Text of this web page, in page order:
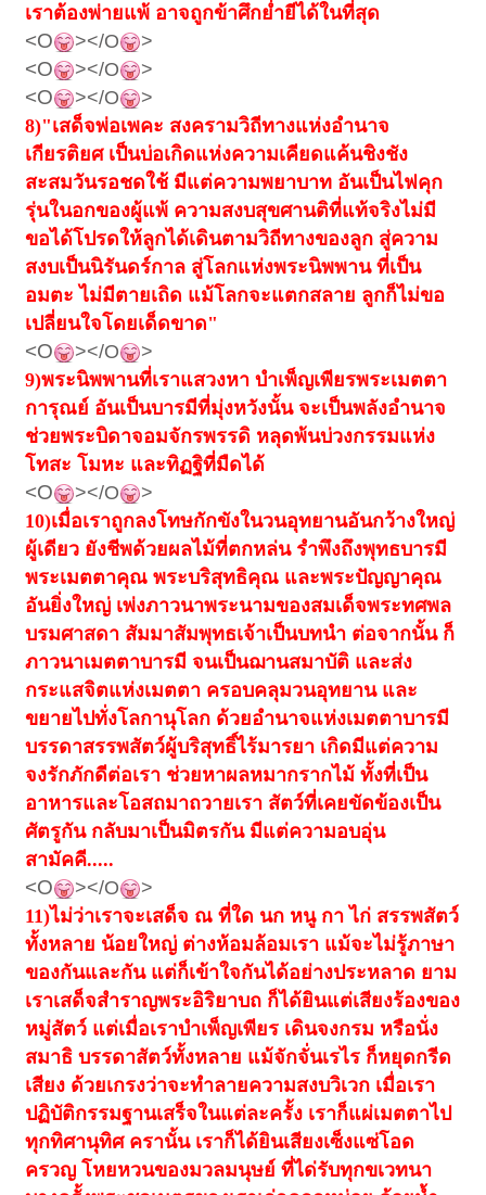
เราต้องพ่ายแพ้ อาจถูกข้าศึกย่ำยีได้ในที่สุด
<O ></O >
<O ></O >
<O ></O
>
8)"เสด็จพ่อเพคะ สงครามวิถีทางแห่งอำนาจ
เกียรติยศ เป็นบ่อเกิดแห่งความเคียดแค้นชิงชัง
สะสมวันรอชดใช้ มีแต่ความพยาบาท อันเป็นไฟคุก
รุ่นในอกของผู้แพ้ ความสงบสุขศานติที่แท้จริงไม่มี
ขอได้โปรดให้ลูกได้เดินตามวิถีทางของลูก สู่ความ
สงบเป็นนิรันดร์กาล สู่โลกแห่งพระนิพพาน ที่เป็น
อมตะ ไม่มีตายเถิด แม้โลกจะแตกสลาย ลูกก็ไม่ขอ
เปลี่ยนใจโดยเด็ดขาด"
<O ></O
>
9)พระนิพพานที่เราแสวงหา บำเพ็ญเพียรพระเมตตา
การุณย์ อันเป็นบารมีที่มุ่งหวังนั้น จะเป็นพลังอำนาจ
ช่วยพระบิดาจอมจักรพรรดิ หลุดพ้นบ่วงกรรมแห่ง
โทสะ โมหะ และทิฏฐิที่มืดได้
<O ></O
>
10)เมื่อเราถูกลงโทษกักขังในวนอุทยานอันกว้างใหญ่
ผู้เดียว ยังชีพด้วยผลไม้ที่ตกหล่น รำพึงถึงพุทธบารมี
พระเมตตาคุณ พระบริสุทธิคุณ และพระปัญญาคุณ
อันยิ่งใหญ่ เพ่งภาวนาพระนามของสมเด็จพระทศพล
บรมศาสดา สัมมาสัมพุทธเจ้าเป็นบทนำ ต่อจากนั้น ก็
ภาวนาเมตตาบารมี จนเป็นฌานสมาบัติ และส่ง
กระแสจิตแห่งเมตตา ครอบคลุมวนอุทยาน และ
ขยายไปทั่งโลกานุโลก ด้วยอำนาจแห่งเมตตาบารมี
บรรดาสรรพสัตว์ผู้บริสุทธิ์ไร้มารยา เกิดมีแต่ความ
จงรักภักดีต่อเรา ช่วยหาผลหมากรากไม้ ทั้งที่เป็น
อาหารและโอสถมาถวายเรา สัตว์ที่เคยขัดข้องเป็น
ศัตรูกัน กลับมาเป็นมิตรกัน มีแต่ความอบอุ่น
สามัคคี.....
<O ></O
>
11)ไม่ว่าเราจะเสด็จ ณ ที่ใด นก หนู กา ไก่ สรรพสัตว์
ทั้งหลาย น้อยใหญ่ ต่างห้อมล้อมเรา แม้จะไม่รู้ภาษา
ของกันและกัน แต่ก็เข้าใจกันได้อย่างประหลาด ยาม
เราเสด็จสำราญพระอิริยาบถ ก็ได้ยินแต่เสียงร้องของ
หมู่สัตว์ แต่เมื่อเราบำเพ็ญเพียร เดินจงกรม หรือนั่ง
สมาธิ บรรดาสัตว์ทั้งหลาย แม้จักจั่นเรไร ก็หยุดกรีด
เสียง ด้วยเกรงว่าจะทำลายความสงบวิเวก เมื่อเรา
ปฏิบัติกรรมฐานเสร็จในแต่ละครั้ง เราก็แผ่เมตตาไป
ทุกทิศานุทิศ ครานั้น เราก็ได้ยินเสียงเซ็งแซ่โอด
ครวญ โหยหวนของมวลมนุษย์ ที่ได่รับทุกขเวทนา